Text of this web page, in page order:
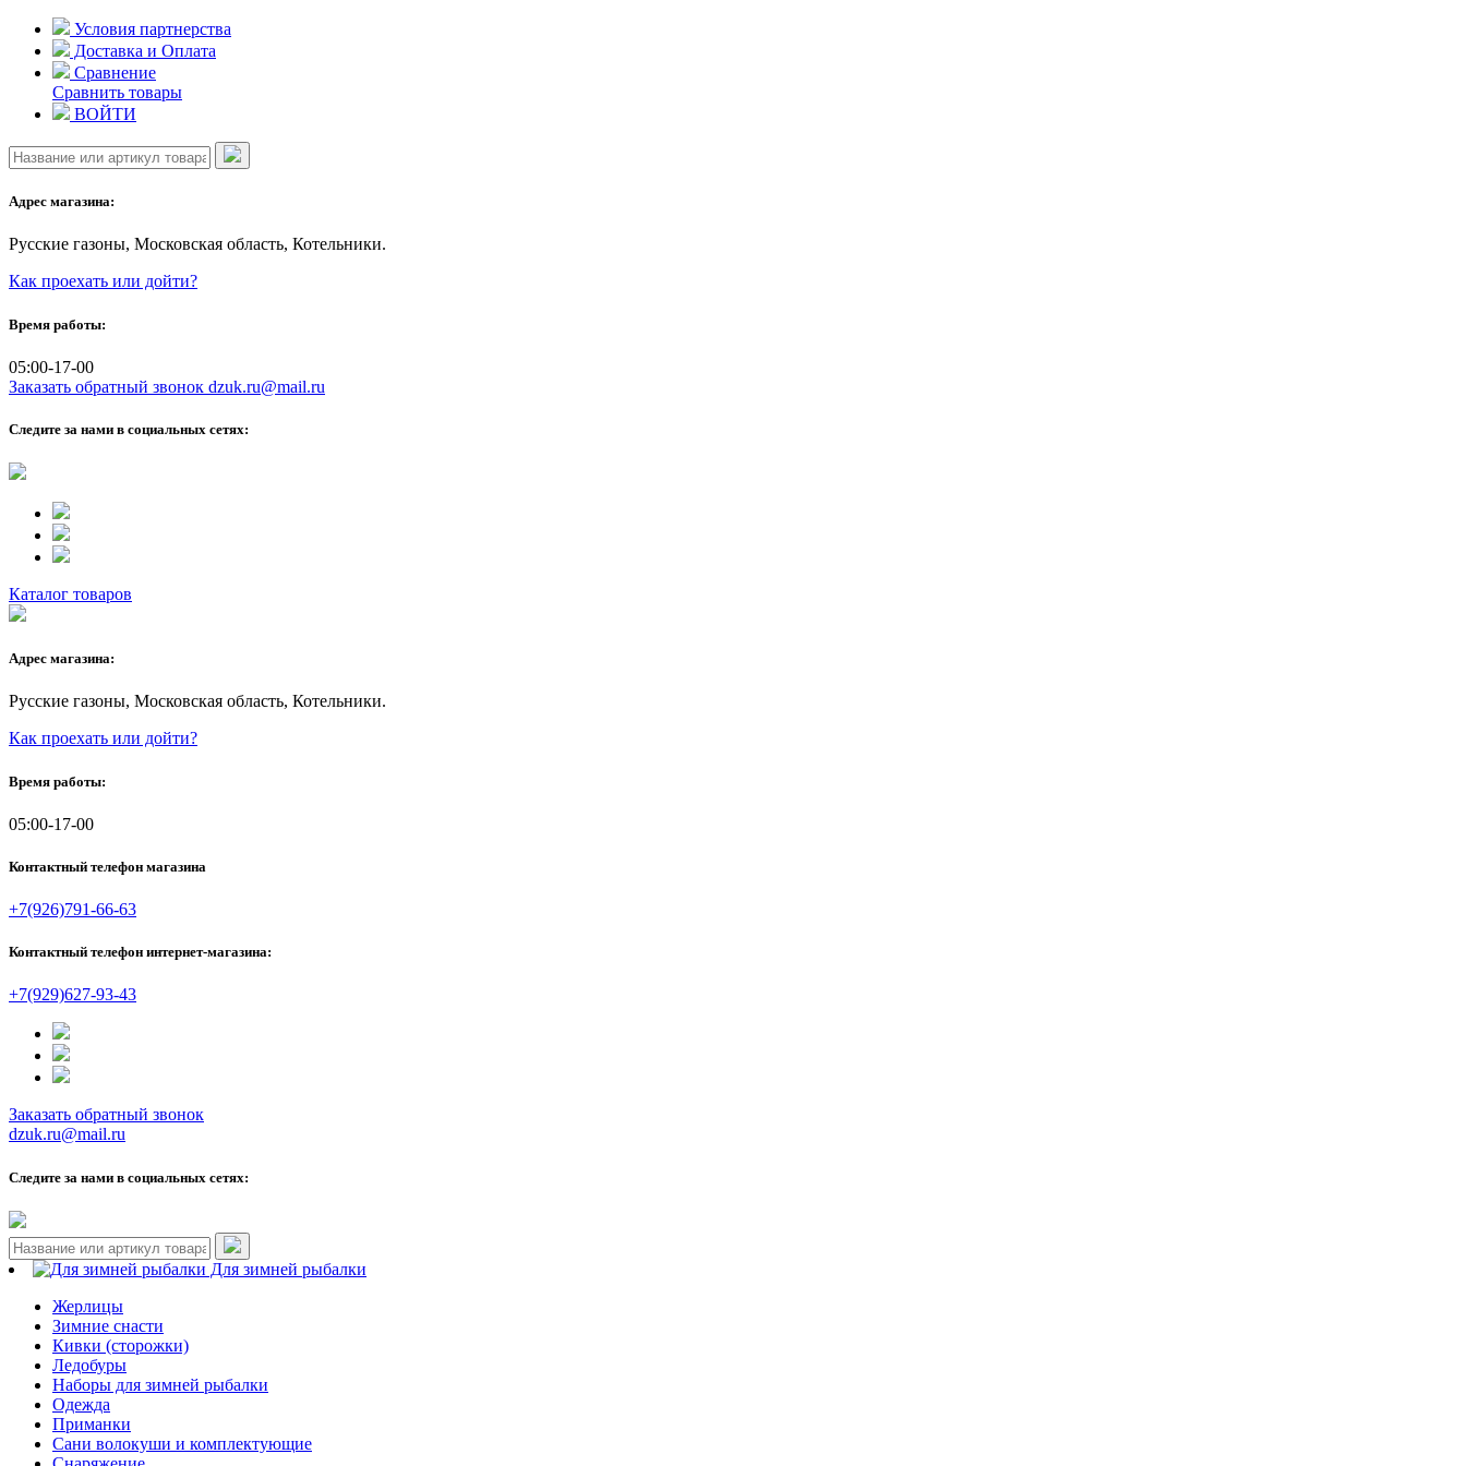
Skip
content
Условия партнерства
Доставка и Оплата
Сравнение
Сравнить товары
ВОЙТИ
Адрес магазина:
Русские газоны, Московская область, Котельники.
Как проехать или дойти?
Время работы:
05:00-17-00
Заказать обратный звонок dzuk.ru@mail.ru
Следите за нами в социальных сетях:
Каталог товаров
Адрес магазина:
Русские газоны, Московская область, Котельники.
Как проехать или дойти?
Время работы:
05:00-17-00
Контактный телефон магазина
+7(926)791-66-63
Контактный телефон интернет-магазина:
+7(929)627-93-43
Заказать обратный звонок
dzuk.ru@mail.ru
Следите за нами в социальных сетях:
Для зимней рыбалки
Жерлицы
Зимние снасти
Кивки (сторожки)
Ледобуры
Наборы для зимней рыбалки
Одежда
Приманки
Сани волокуши и комплектующие